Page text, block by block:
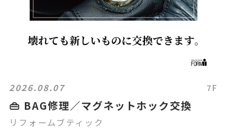
2026.08.07 7F
👜 BAG修理／マグネットホック交換
リフォームブティック